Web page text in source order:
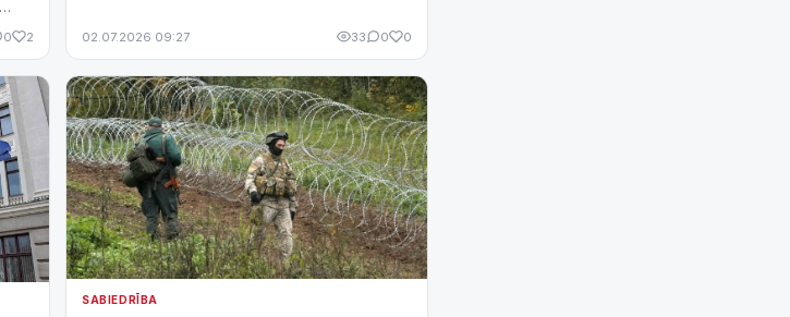
0 2 02.07.2026 09:27 33 0 0
SABIEDRĪBA